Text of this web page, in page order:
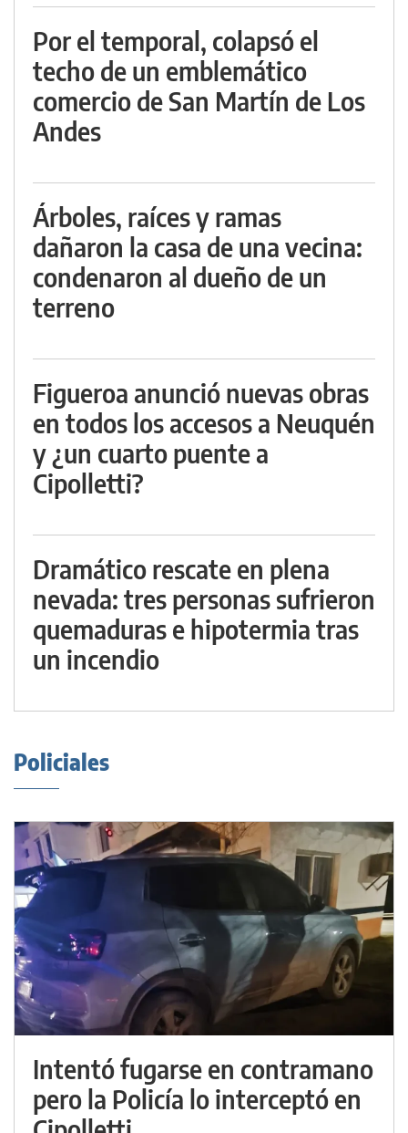
Por el temporal, colapsó el
techo de un emblemático
comercio de San Martín de Los
Andes
Árboles, raíces y ramas
dañaron la casa de una vecina:
condenaron al dueño de un
terreno
Figueroa anunció nuevas obras
en todos los accesos a Neuquén
y ¿un cuarto puente a
Cipolletti?
Dramático rescate en plena
nevada: tres personas sufrieron
quemaduras e hipotermia tras
un incendio
Policiales
Intentó fugarse en contramano
pero la Policía lo interceptó en